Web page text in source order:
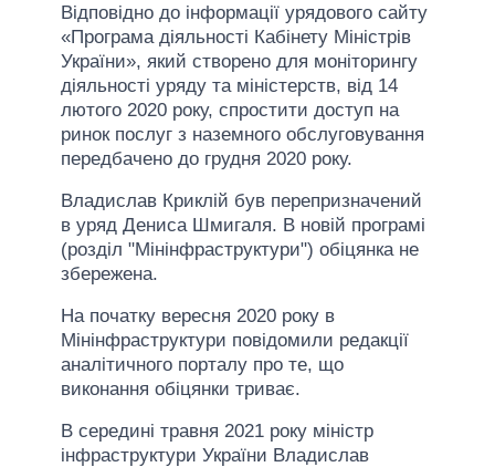
Відповідно до інформації урядового сайту
«Програма діяльності Кабінету Міністрів
України», який створено для моніторингу
діяльності уряду та міністерств, від 14
лютого 2020 року, спростити доступ на
ринок послуг з наземного обслуговування
передбачено до грудня 2020 року.
Владислав Криклій був перепризначений
в уряд Дениса Шмигаля. В новій програмі
(розділ "Мінінфраструктури") обіцянка не
збережена.
На початку вересня 2020 року в
Мінінфраструктури повідомили редакції
аналітичного порталу про те, що
виконання обіцянки триває.
В середині травня 2021 року міністр
інфраструктури України Владислав